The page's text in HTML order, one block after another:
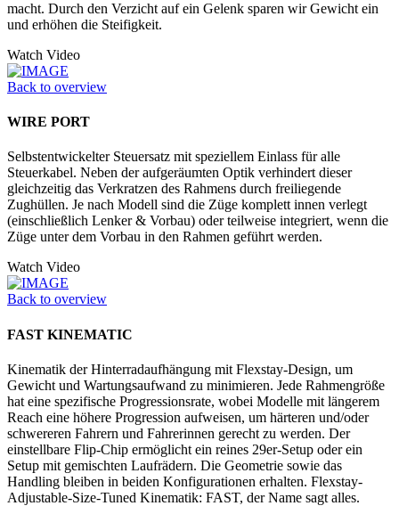
macht. Durch den Verzicht auf ein Gelenk sparen wir Gewicht ein
und erhöhen die Steifigkeit.
Watch Video
Back to overview
WIRE PORT
Selbstentwickelter Steuersatz mit speziellem Einlass für alle
Steuerkabel. Neben der aufgeräumten Optik verhindert dieser
gleichzeitig das Verkratzen des Rahmens durch freiliegende
Zughüllen. Je nach Modell sind die Züge komplett innen verlegt
(einschließlich Lenker & Vorbau) oder teilweise integriert, wenn die
Züge unter dem Vorbau in den Rahmen geführt werden.
Watch Video
Back to overview
FAST KINEMATIC
Kinematik der Hinterradaufhängung mit Flexstay-Design, um
Gewicht und Wartungsaufwand zu minimieren. Jede Rahmengröße
hat eine spezifische Progressionsrate, wobei Modelle mit längerem
Reach eine höhere Progression aufweisen, um härteren und/oder
schwereren Fahrern und Fahrerinnen gerecht zu werden. Der
einstellbare Flip-Chip ermöglicht ein reines 29er-Setup oder ein
Setup mit gemischten Laufrädern. Die Geometrie sowie das
Handling bleiben in beiden Konfigurationen erhalten. Flexstay-
Adjustable-Size-Tuned Kinematik: FAST, der Name sagt alles.